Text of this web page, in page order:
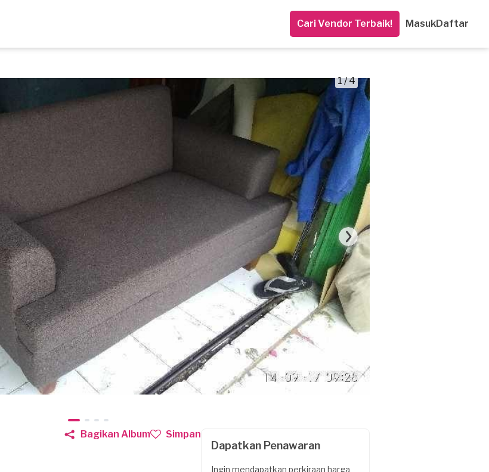
Cari Vendor Terbaik! MasukDaftar
1 / 4
Bagikan Album Simpan
Dapatkan Penawaran
Ingin mendapatkan perkiraan harga